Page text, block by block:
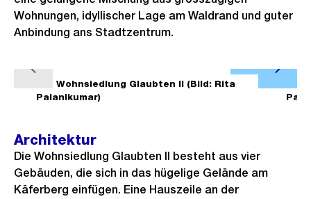
Wohnungen, idyllischer Lage am Waldrand und guter
Anbindung ans Stadtzentrum.
o
h
e
r
i
ä
B
i
Wohnsiedlung Glaubten II (Bild: Rita
Palanikumar)
Architektur
Die Wohnsiedlung Glaubten II besteht aus vier
Gebäuden, die sich in das hügelige Gelände am
Käferberg einfügen. Eine Hauszeile an der